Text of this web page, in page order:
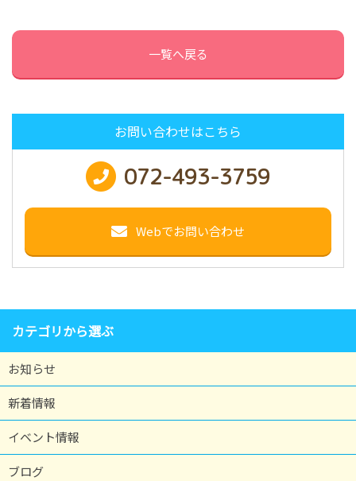
一覧へ戻る
お問い合わせはこちら
072-493-3759
Webでお問い合わせ
カテゴリから選ぶ
お知らせ
新着情報
イベント情報
ブログ